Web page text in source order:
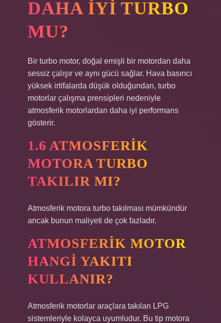
DAHA IYI TURBO
MU?
Bir turbo motor, doğal emişli bir motordan daha
sessiz çalışır ve aynı gücü sağlar. Hava basıncı
yüksek irtifalarda düşük olduğundan, turbo
motorlar çalışma prensipleri nedeniyle
atmosferik motorlardan daha iyi performans
gösterir.
1.6 ATMOSFERIK
MOTORA TURBO
TAKILIR MI?
Atmosferik motora turbo takılması mümkündür
ancak bunun maliyeti de çok fazladır.
ATMOSFERIK MOTOR
HANGI YAKITI
KULLANIR?
Atmosferik motorlar araçlara takılan LPG
sistemleriyle kolayca uyumludur. Bu tip motora